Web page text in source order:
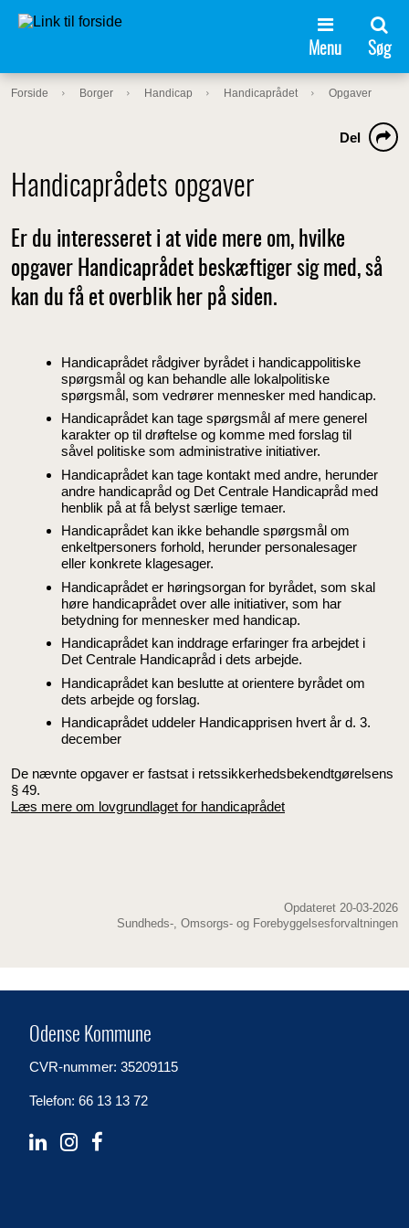
Menu Søg
Forside Borger Handicap Handicaprådet Opgaver
Handicaprådets opgaver
Del
Er du interesseret i at vide mere om, hvilke
opgaver Handicaprådet beskæftiger sig med, så
kan du få et overblik her på siden.
Handicaprådet rådgiver byrådet i handicappolitiske
spørgsmål og kan behandle alle lokalpolitiske
spørgsmål, som vedrører mennesker med handicap.
Handicaprådet kan tage spørgsmål af mere generel
karakter op til drøftelse og komme med forslag til
såvel politiske som administrative initiativer.
Handicaprådet kan tage kontakt med andre, herunder
andre handicapråd og Det Centrale Handicapråd med
henblik på at få belyst særlige temaer.
Handicaprådet kan ikke behandle spørgsmål om
enkeltpersoners forhold, herunder personalesager
eller konkrete klagesager.
Handicaprådet er høringsorgan for byrådet, som skal
høre handicaprådet over alle initiativer, som har
betydning for mennesker med handicap.
Handicaprådet kan inddrage erfaringer fra arbejdet i
Det Centrale Handicapråd i dets arbejde.
Handicaprådet kan beslutte at orientere byrådet om
dets arbejde og forslag.
Handicaprådet uddeler Handicapprisen hvert år d. 3.
december
De nævnte opgaver er fastsat i retssikkerhedsbekendtgørelsens
§ 49.
Læs mere om lovgrundlaget for handicaprådet
Opdateret 20-03-2026
Sundheds-, Omsorgs- og Forebyggelsesforvaltningen
Odense Kommune
CVR-nummer: 35209115
Telefon: 66 13 13 72